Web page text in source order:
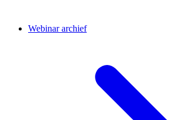
Webinar archief